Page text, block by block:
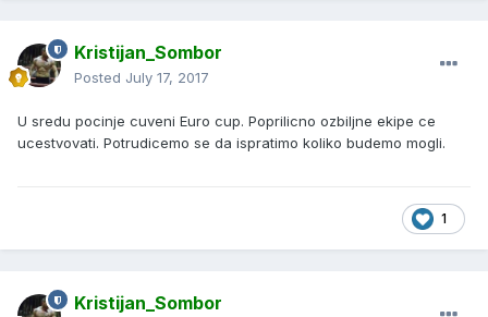
Kristijan_Sombor
Posted July 17, 2017
U sredu pocinje cuveni Euro cup. Poprilicno ozbiljne ekipe ce
ucestvovati. Potrudicemo se da ispratimo koliko budemo mogli.
1
Kristijan_Sombor